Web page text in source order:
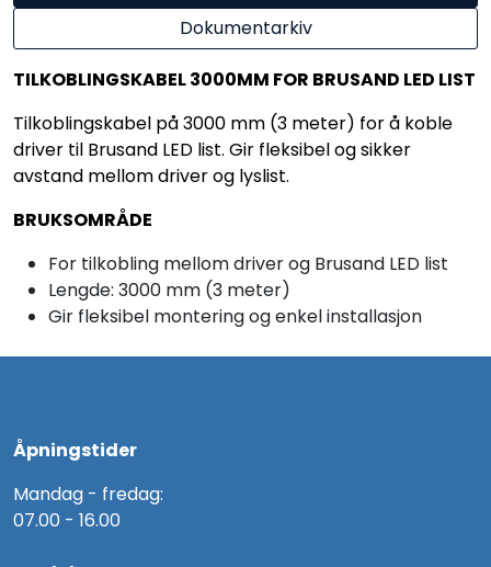
Dokumentarkiv
TILKOBLINGSKABEL 3000MM FOR BRUSAND LED LIST
Tilkoblingskabel på 3000 mm (3 meter) for å koble
driver til Brusand LED list. Gir fleksibel og sikker
avstand mellom driver og lyslist.
BRUKSOMRÅDE
For tilkobling mellom driver og Brusand LED list
Lengde: 3000 mm (3 meter)
Gir fleksibel montering og enkel installasjon
Åpningstider
Mandag - fredag:
07.00 - 16.00